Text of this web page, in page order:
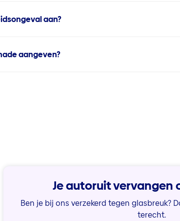
aan?
aangeven?
Je autoruit vervangen
Ben je bij ons verzekerd tegen glasbreuk?
terecht.